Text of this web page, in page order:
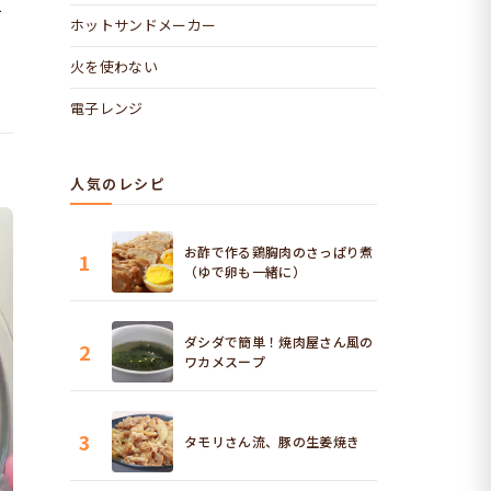
ホットサンドメーカー
火を使わない
電子レンジ
人気のレシピ
1
お酢で作る鶏胸肉のさっぱり煮
（ゆで卵も一緒に）
2
ダシダで簡単！焼肉屋さん風の
ワカメスープ
3 タモリさん流、豚の生姜焼き